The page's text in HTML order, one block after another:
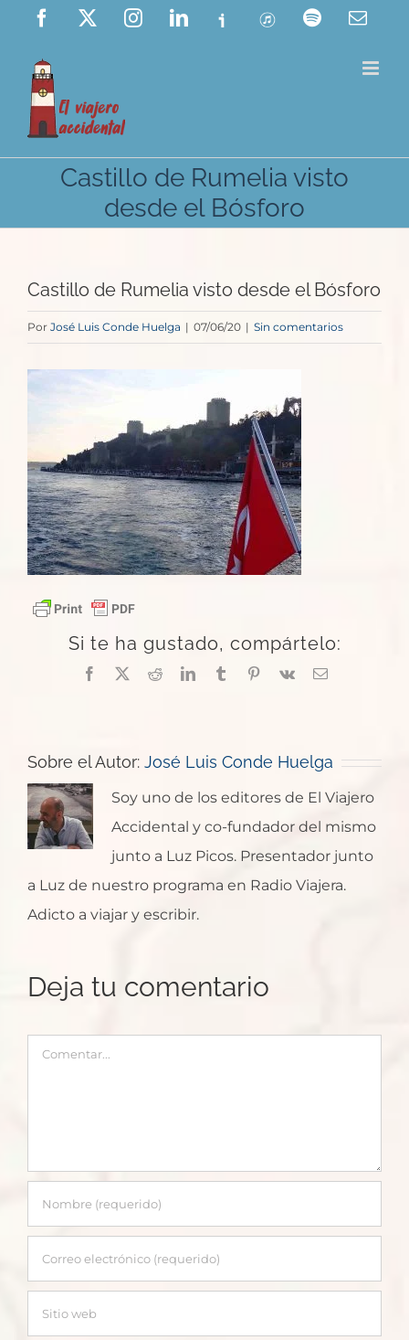
Saltar
contenido
Facebook InstagramLinkedIn
Ivoox ITunes Spotify
Castillo de Rumelia visto
desde el Bósforo
Castillo de Rumelia visto desde el Bósforo
Por José Luis Conde Huelga | 07/06/20 | Sin comentarios
Si te ha gustado, compártelo:
Facebook
X RedditLinkedInTumblrPinterest
Vk
Correo
Sobre el Autor: José Luis Conde Huelga
Soy uno de los editores de El Viajero
Accidental y co-fundador del mismo
junto a Luz Picos. Presentador junto
a Luz de nuestro programa en Radio Viajera.
Adicto a viajar y escribir.
Deja tu comentario
Comentar